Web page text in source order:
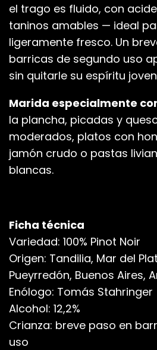
el trago es fluido, con
taninos amables — ideal
ligeramente fresco. Un
barricas de segundo uso
sin quitarle su espíritu
Marida especialmente
la plancha, picadas y
moderados, platos con
jamón crudo o pastas
blancas.
Ficha técnica
Variedad: 100% Pinot Noir
Origen: Tandilia, Mar del
Pueyrredón, Buenos Aires,
Enólogo: Tomás Stahringer
Alcohol: 12,2%
Crianza: breve paso en
uso